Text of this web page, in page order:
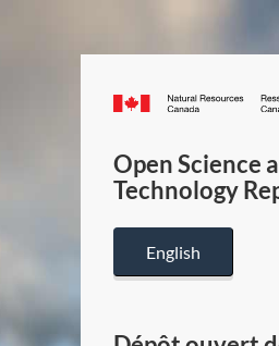
Open Science
Technology
English